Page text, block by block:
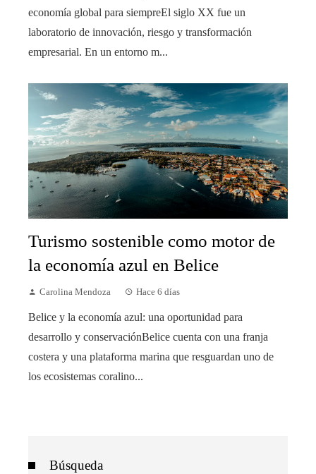
economía global para siempreEl siglo XX fue un
laboratorio de innovación, riesgo y transformación
empresarial. En un entorno m...
Turismo sostenible como motor de
la economía azul en Belice
Carolina Mendoza Hace 6 días
Belice y la economía azul: una oportunidad para
desarrollo y conservaciónBelice cuenta con una franja
costera y una plataforma marina que resguardan uno de
los ecosistemas coralino...
Búsqueda